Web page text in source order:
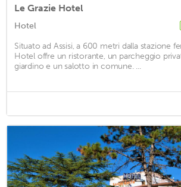
Le Grazie Hotel
Hotel
Situato ad Assisi, a 600 metri dalla stazione
Hotel offre un ristorante, un parcheggio
giardino e un salotto in comune. ...